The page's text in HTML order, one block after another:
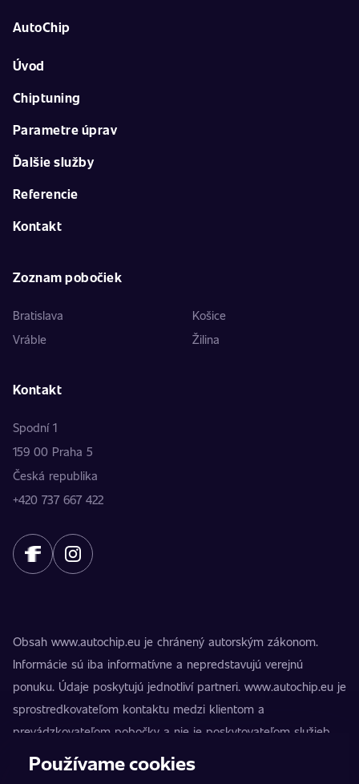
AutoChip
Úvod
Chiptuning
Parametre úprav
Ďalšie služby
Referencie
Kontakt
Zoznam pobočiek
Bratislava
Košice
Vráble
Žilina
Kontakt
Spodní 1
159 00 Praha 5
Česká republika
+420 737 667 422
Obsah www.autochip.eu je chránený autorským zákonom.
Informácie sú iba informatívne a nepredstavujú verejnú
ponuku. Údaje poskytujú jednotliví partneri. www.autochip.eu je
sprostredkovateľom kontaktu medzi klientom a
prevádzkovateľom pobočky a nie je poskytovateľom služieb.
AutoChip® je registrovaná ochranná známka Petra Kučeru.
Používame cookies